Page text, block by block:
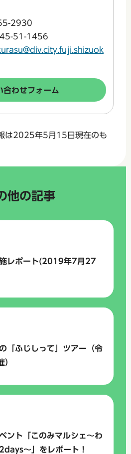
2930
51-1456
は2025年5月15日現在のも
他の記事
レポート(2019年7月27
「ふじしって」ツアー（令
ント「このみマルシェ～わ
～」をレポート！